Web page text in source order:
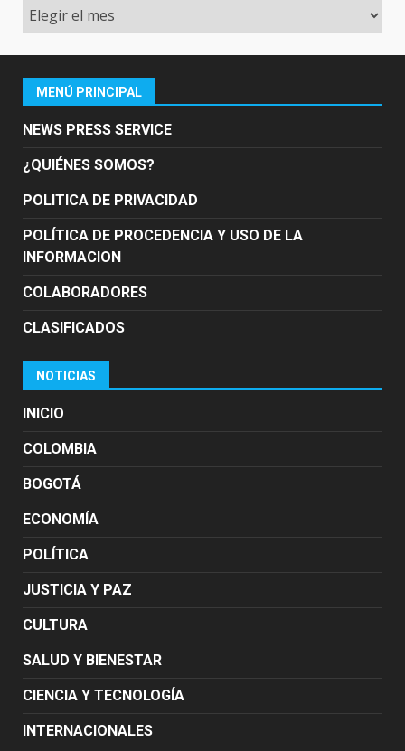
Archivo
MENÚ PRINCIPAL
NEWS PRESS SERVICE
¿QUIÉNES SOMOS?
POLITICA DE PRIVACIDAD
POLÍTICA DE PROCEDENCIA Y USO DE LA
INFORMACION
COLABORADORES
CLASIFICADOS
NOTICIAS
INICIO
COLOMBIA
BOGOTÁ
ECONOMÍA
POLÍTICA
JUSTICIA Y PAZ
CULTURA
SALUD Y BIENESTAR
CIENCIA Y TECNOLOGÍA
INTERNACIONALES